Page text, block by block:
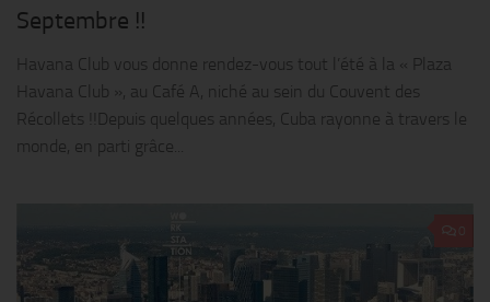
Septembre !!
Havana Club vous donne rendez-vous tout l’été à la « Plaza
Havana Club », au Café A, niché au sein du Couvent des
Récollets !!Depuis quelques années, Cuba rayonne à travers le
monde, en parti grâce...